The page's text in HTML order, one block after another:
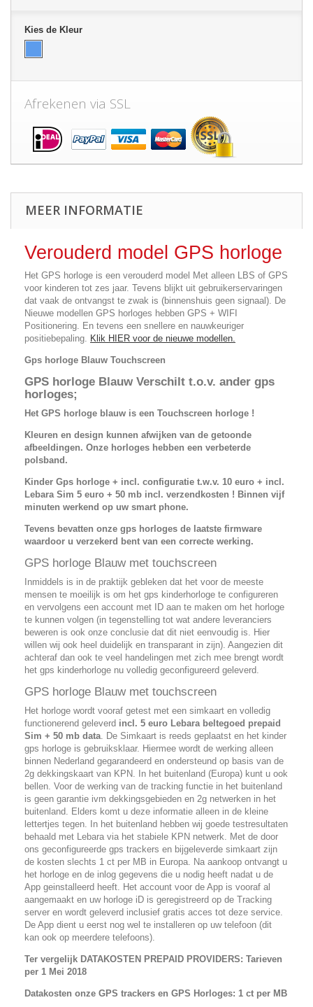
Kies de Kleur
Afrekenen via SSL
MEER INFORMATIE
Verouderd model GPS horloge
Het GPS horloge is een verouderd model Met alleen LBS of GPS
voor kinderen tot zes jaar. Tevens blijkt uit gebruikerservaringen
dat vaak de ontvangst te zwak is (binnenshuis geen signaal). De
Nieuwe modellen GPS horloges hebben GPS + WIFI
Positionering. En tevens een snellere en nauwkeuriger
positiebepaling. Klik HIER voor de nieuwe modellen.
Gps horloge Blauw Touchscreen
GPS horloge Blauw Verschilt t.o.v. ander gps
horloges;
Het GPS horloge blauw is een Touchscreen horloge !
Kleuren en design kunnen afwijken van de getoonde
afbeeldingen. Onze horloges hebben een verbeterde
polsband.
Kinder Gps horloge + incl. configuratie t.w.v. 10 euro + incl.
Lebara Sim 5 euro + 50 mb incl. verzendkosten ! Binnen vijf
minuten werkend op uw smart phone.
Tevens bevatten onze gps horloges de laatste firmware
waardoor u verzekerd bent van een correcte werking.
GPS horloge Blauw met touchscreen
Inmiddels is in de praktijk gebleken dat het voor de meeste
mensen te moeilijk is om het gps kinderhorloge te configureren
en vervolgens een account met ID aan te maken om het horloge
te kunnen volgen (in tegenstelling tot wat andere leveranciers
beweren is ook onze conclusie dat dit niet eenvoudig is. Hier
willen wij ook heel duidelijk en transparant in zijn). Aangezien dit
achteraf dan ook te veel handelingen met zich mee brengt wordt
het gps kinderhorloge nu volledig geconfigureerd geleverd.
GPS horloge Blauw met touchscreen
Het horloge wordt vooraf getest met een simkaart en volledig
functionerend geleverd incl. 5 euro Lebara beltegoed prepaid
Sim + 50 mb data. De Simkaart is reeds geplaatst en het kinder
gps horloge is gebruiksklaar. Hiermee wordt de werking alleen
binnen Nederland gegarandeerd en ondersteund op basis van de
2g dekkingskaart van KPN. In het buitenland (Europa) kunt u ook
bellen. Voor de werking van de tracking functie in het buitenland
is geen garantie ivm dekkingsgebieden en 2g netwerken in het
buitenland. Elders komt u deze informatie alleen in de kleine
lettertjes tegen. In het buitenland hebben wij goede testresultaten
behaald met Lebara via het stabiele KPN netwerk. Met de door
ons geconfigureerde gps trackers en bijgeleverde simkaart zijn
de kosten slechts 1 ct per MB in Europa. Na aankoop ontvangt u
het horloge en de inlog gegevens die u nodig heeft nadat u de
App geinstalleerd heeft. Het account voor de App is vooraf al
aangemaakt en uw horloge iD is geregistreerd op de Tracking
server en wordt geleverd inclusief gratis acces tot deze service.
De App dient u eerst nog wel te installeren op uw telefoon (dit
kan ook op meerdere telefoons).
Ter vergelijk DATAKOSTEN PREPAID PROVIDERS: Tarieven
per 1 Mei 2018
Datakosten onze GPS trackers en GPS Horloges: 1 ct per MB